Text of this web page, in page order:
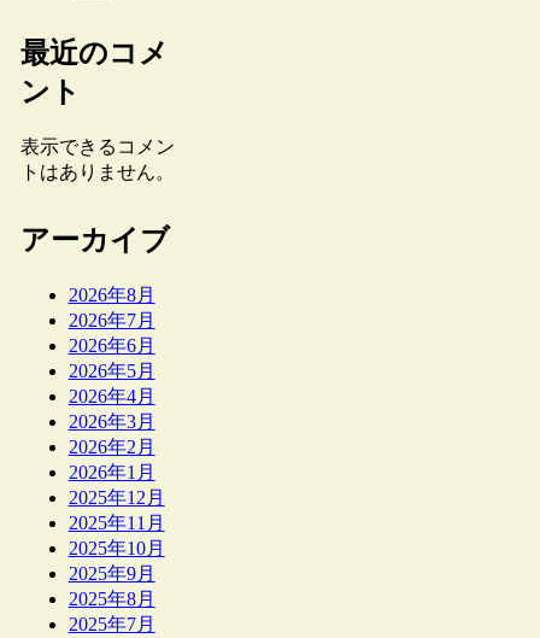
最近のコメ
ント
表示できるコメン
トはありません。
アーカイブ
2026年8月
2026年7月
2026年6月
2026年5月
2026年4月
2026年3月
2026年2月
2026年1月
2025年12月
2025年11月
2025年10月
2025年9月
2025年8月
2025年7月